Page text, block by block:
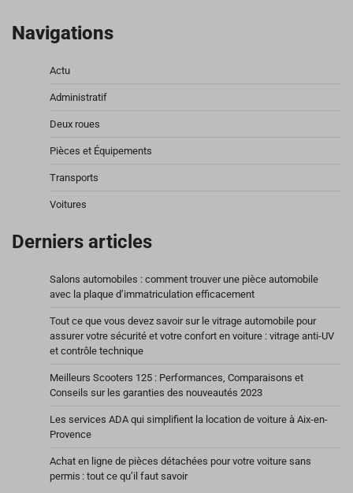
Navigations
Actu
Administratif
Deux roues
Pièces et Équipements
Transports
Voitures
Derniers articles
Salons automobiles : comment trouver une pièce automobile
avec la plaque d’immatriculation efficacement
Tout ce que vous devez savoir sur le vitrage automobile pour
assurer votre sécurité et votre confort en voiture : vitrage anti-UV
et contrôle technique
Meilleurs Scooters 125 : Performances, Comparaisons et
Conseils sur les garanties des nouveautés 2023
Les services ADA qui simplifient la location de voiture à Aix-en-
Provence
Achat en ligne de pièces détachées pour votre voiture sans
permis : tout ce qu’il faut savoir